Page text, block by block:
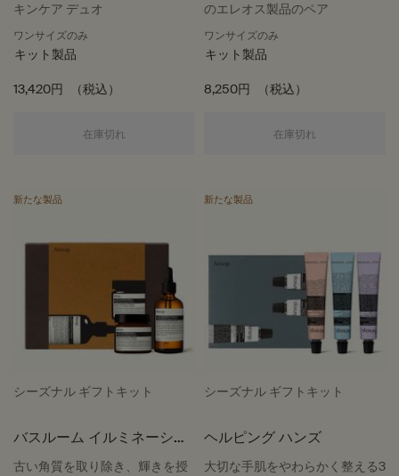
キンケア デュオ
ワンサイズのみ
キット製品
13,420円 （税込）
在庫切れ セレニティ アット ザ ベイスン
のエレオス製品のペア
ワンサイズのみ
キット製品
8,250円 （税込）
在庫切れ
新たな製品
シーズナル ギフトキット
バスルーム イルミネーショ
ン
古い角質を取り除き、輝きを授
新たな製品
シーズナル ギフトキット
ヘルピング ハンズ
大切な手肌をやわらかく整える3